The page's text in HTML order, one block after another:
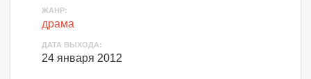
ЖАНР:
драма
ДАТА ВЫХОДА:
24 января 2012